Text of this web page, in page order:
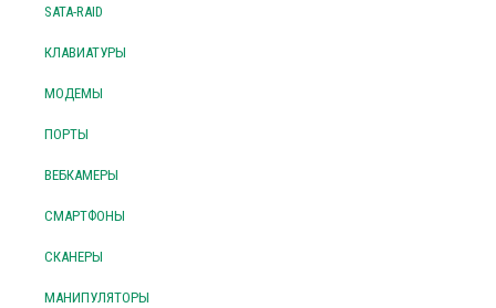
SATA-RAID
КЛАВИАТУРЫ
МОДЕМЫ
ПОРТЫ
ВЕБКАМЕРЫ
СМАРТФОНЫ
СКАНЕРЫ
МАНИПУЛЯТОРЫ